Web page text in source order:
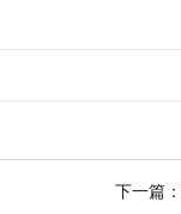
下一篇：